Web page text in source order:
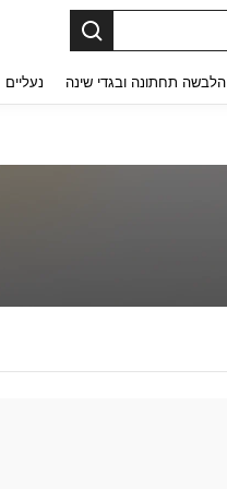
הלבשה תחתונה ובגדי שינה נעליים